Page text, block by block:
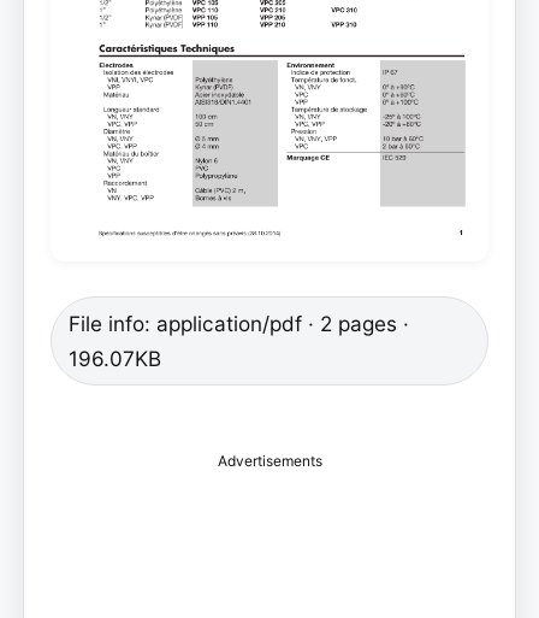
File info: application/pdf · 2 pages ·
196.07KB
Advertisements